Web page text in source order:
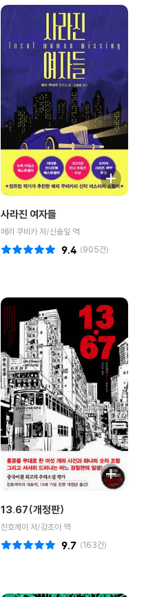
사라진 여자들
메리 쿠비카 저/신솔잎 역
(905건)
9.4
13.67(개정판)
찬호께이 저/강초아 역
(163건)
9.7